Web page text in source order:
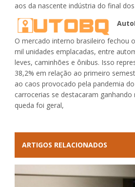
aos da nascente indústria do final
O mercado interno brasileiro fechou
mil unidades emplacadas, entre
leves, caminhões e ônibus. Isso
38,2% em relação ao primeiro
ao caos provocado pela pandemia
carrocerias se destacaram
queda foi geral,
ARTIGOS RELACIONADOS